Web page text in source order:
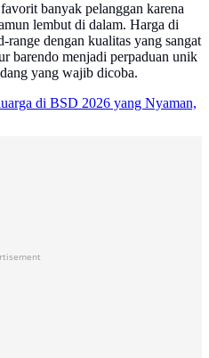
banyak pelanggan karena
lembut di dalam. Harga di
dengan kualitas yang sangat
barendo menjadi perpaduan unik
yang wajib dicoba.
di BSD 2026 yang Nyaman,